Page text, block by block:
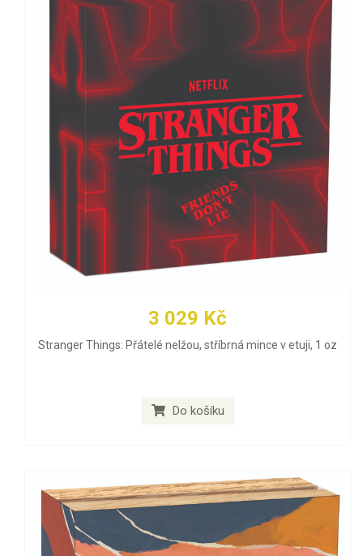
3 029 Kč
Stranger Things: Přátelé nelžou, stříbrná mince v etuji, 1 oz
Do košíku